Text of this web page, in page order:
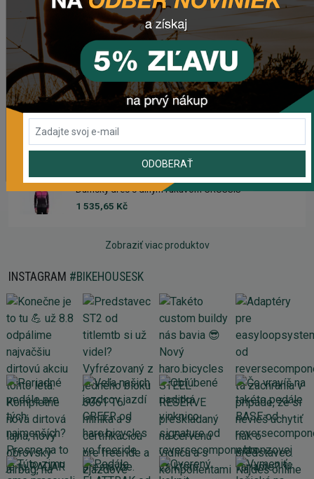
1 633,93 Kč
Dámsky dres CRUSSIS
1 633,93 Kč
1 535,65 Kč
Dámsky dres s dlhým rukávom CRUSSIS
1 535,65 Kč
Zobraziť viac produktov
INSTAGRAM #BIKEHOUSESK
ODOBERAŤ